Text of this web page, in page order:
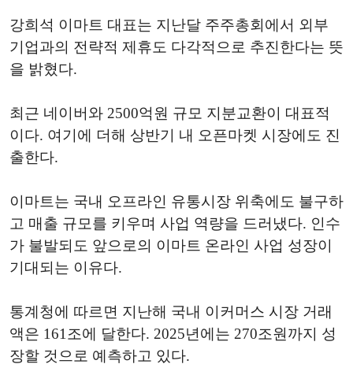
강희석 이마트 대표는 지난달 주주총회에서 외부
기업과의 전략적 제휴도 다각적으로 추진한다는 뜻
을 밝혔다.
최근 네이버와 2500억원 규모 지분교환이 대표적
이다. 여기에 더해 상반기 내 오픈마켓 시장에도 진
출한다.
이마트는 국내 오프라인 유통시장 위축에도 불구하
고 매출 규모를 키우며 사업 역량을 드러냈다. 인수
가 불발되도 앞으로의 이마트 온라인 사업 성장이
기대되는 이유다.
통계청에 따르면 지난해 국내 이커머스 시장 거래
액은 161조에 달한다. 2025년에는 270조원까지 성
장할 것으로 예측하고 있다.